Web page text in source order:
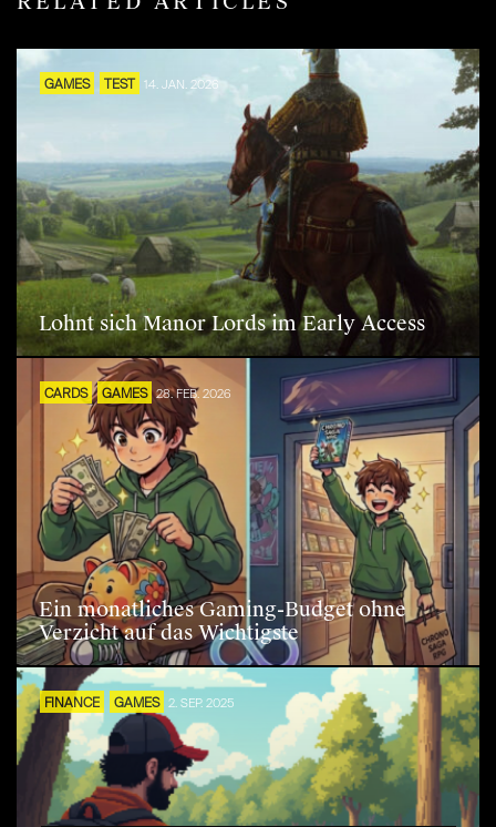
GAMES TEST 14. JAN. 2026
Lohnt sich Manor Lords im Early Access
CARDS GAMES 28. FEB. 2026
Ein monatliches Gaming-Budget ohne
Verzicht auf das Wichtigste
FINANCE GAMES 2. SEP. 2025